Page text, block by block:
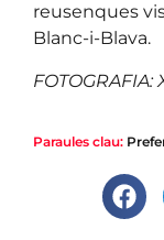
reusenques
Blanc-i-Blava.
FOTOGRAFIA:
Paraules clau: